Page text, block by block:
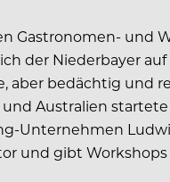
Gastronomen- und
der Niederbayer
aber bedächtig
Australien
Unternehmen
und gibt